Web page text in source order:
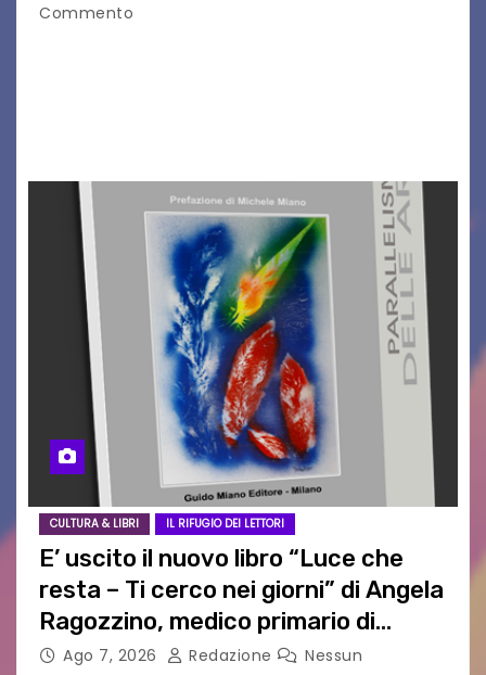
Commento
CULTURA & LIBRI IL RIFUGIO DEI LETTORI
E’ uscito il nuovo libro “Luce che
resta – Ti cerco nei giorni” di Angela
Ragozzino, medico primario di
Capua
Ago 7, 2026 Redazione
Nessun